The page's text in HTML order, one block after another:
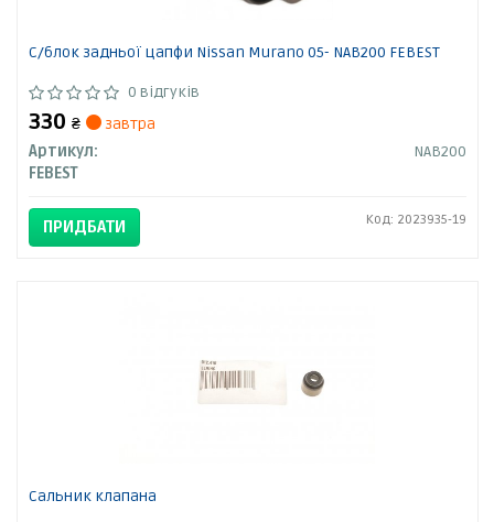
С/блок задньої цапфи Nissan Murano 05- NAB200 FEBEST
0 відгуків
330 ₴
завтра
Артикул:
NAB200
FEBEST
ПРИДБАТИ Код: 2023935-19
Сальник клапана